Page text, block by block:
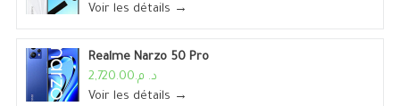
Voir les détails →
Realme Narzo 50 Pro
د. م.2,720.00
Voir les détails →